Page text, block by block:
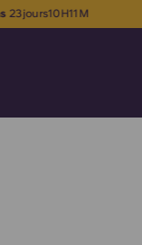
23jours10H11M